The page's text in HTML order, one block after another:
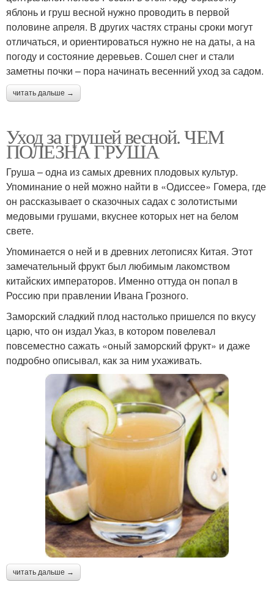
яблонь и груш весной нужно проводить в первой
половине апреля. В других частях страны сроки могут
отличаться, и ориентироваться нужно не на даты, а на
погоду и состояние деревьев. Сошел снег и стали
заметны почки – пора начинать весенний уход за садом.
читать дальше →
Уход за грушей весной. ЧЕМ
ПОЛЕЗНА ГРУША
Груша – одна из самых древних плодовых культур.
Упоминание о ней можно найти в «Одиссее» Гомера, где
он рассказывает о сказочных садах с золотистыми
медовыми грушами, вкуснее которых нет на белом
свете.
Упоминается о ней и в древних летописях Китая. Этот
замечательный фрукт был любимым лакомством
китайских императоров. Именно оттуда он попал в
Россию при правлении Ивана Грозного.
Заморский сладкий плод настолько пришелся по вкусу
царю, что он издал Указ, в котором повелевал
повсеместно сажать «оный заморский фрукт» и даже
подробно описывал, как за ним ухаживать.
читать дальше →